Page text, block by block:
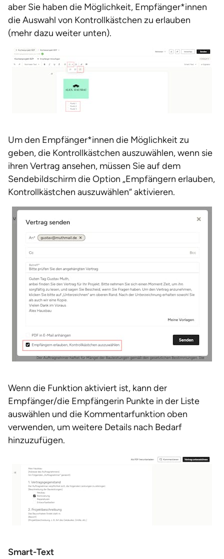
aber Sie haben die Möglichkeit, Empfänger*innen
die Auswahl von Kontrollkästchen zu erlauben
(mehr dazu weiter unten).
Um den Empfänger*innen die Möglichkeit zu
geben, die Kontrollkästchen auszuwählen, wenn sie
ihren Vertrag ansehen, müssen Sie auf dem
Sendebildschirm die Option „Empfängern erlauben,
Kontrollkästchen auszuwählen“ aktivieren.
Wenn die Funktion aktiviert ist, kann der
Empfänger/die Empfängerin Punkte in der Liste
auswählen und die Kommentarfunktion oben
verwenden, um weitere Details nach Bedarf
hinzuzufügen.
Smart-Text